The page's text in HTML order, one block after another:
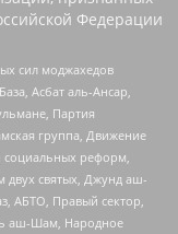
Федерации
сил моджахедов
Асбат аль-Ансар,
Партия
группа, Движение
социальных реформ,
двух святых, Джунд аш-
АБТО, Правый сектор,
аш-Шам, Народное